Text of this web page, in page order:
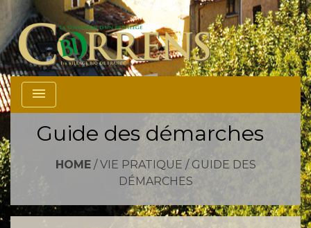
menu
Guide des démarches
HOME/ VIE PRATIQUE / GUIDE DES
DÉMARCHES